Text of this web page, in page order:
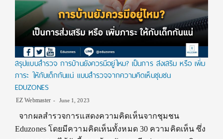
สรุปแบบสำรวจ การบ้านยังควรมีอยู่ไหม? เป็นการ ส่งเสริม หรือ เพิ่ม
ภาระ ให้กับเด็กกันแน่ แบบสำรวจจากความคิดเห็นชุมชน
EDUZONES
EZ Webmaster June 1, 2023
จากผลสำรวจการแสดงความคิดเห็นจากชุมชน
Eduzones โดยมีความคิดเห็นทั้งหมด 30 ความคิดเห็น ซึ่ง